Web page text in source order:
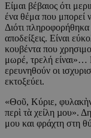
Είμαι βέβαιος ότι
ένα θέμα που μπορεί
Διότι πληροφορήθηκα
αποδείξεις. Είναι
κουβέντα που
μωρέ, τρελή είναι»…
ερευνηθούν οι
εκτοξεύει.
«Θοῦ, Κύριε,
περὶ τὰ χείλη µου».
μου και φράχτη στη